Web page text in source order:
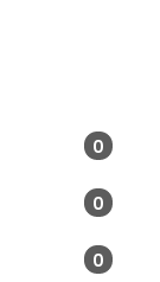
0
0
0